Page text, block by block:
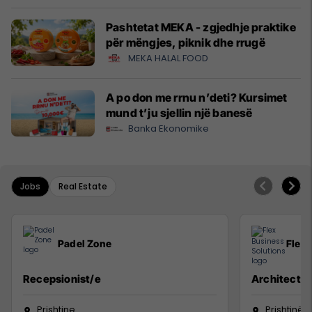
Pashtetat MEKA - zgjedhje praktike
për mëngjes, piknik dhe rrugë
MEKA HALAL FOOD
A po don me rrnu n’deti? Kursimet
mund t’ju sjellin një banesë
Banka Ekonomike
Jobs Real Estate
Padel Zone
Recepsionist/e
Flex
Architect